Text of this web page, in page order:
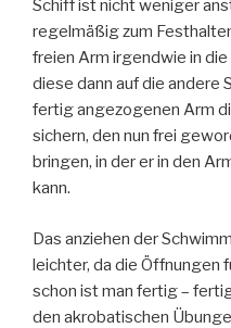
Schiff ist nicht weniger
regelmäßig zum
freien Arm irgendwie in
diese dann auf die andere
fertig angezogenen Arm
sichern, den nun frei
bringen, in der er in den
kann.
Das anziehen der
leichter, da die Öffnungen
schon ist man fertig –
den akrobatischen